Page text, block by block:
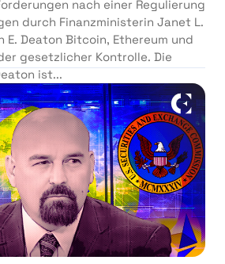
nach einer Regulierung
durch Finanzministerin Janet L.
E. Deaton Bitcoin, Ethereum und
gesetzlicher Kontrolle. Die
ist...